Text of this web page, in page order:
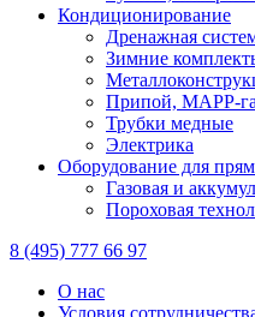
Кондиционирование
Дренажная
Зимние
Припой, МАРР-
Трубки медные
Электрика
Оборудование для
Газовая и
Пороховая
8 (495) 777 66 97
О нас
Условия